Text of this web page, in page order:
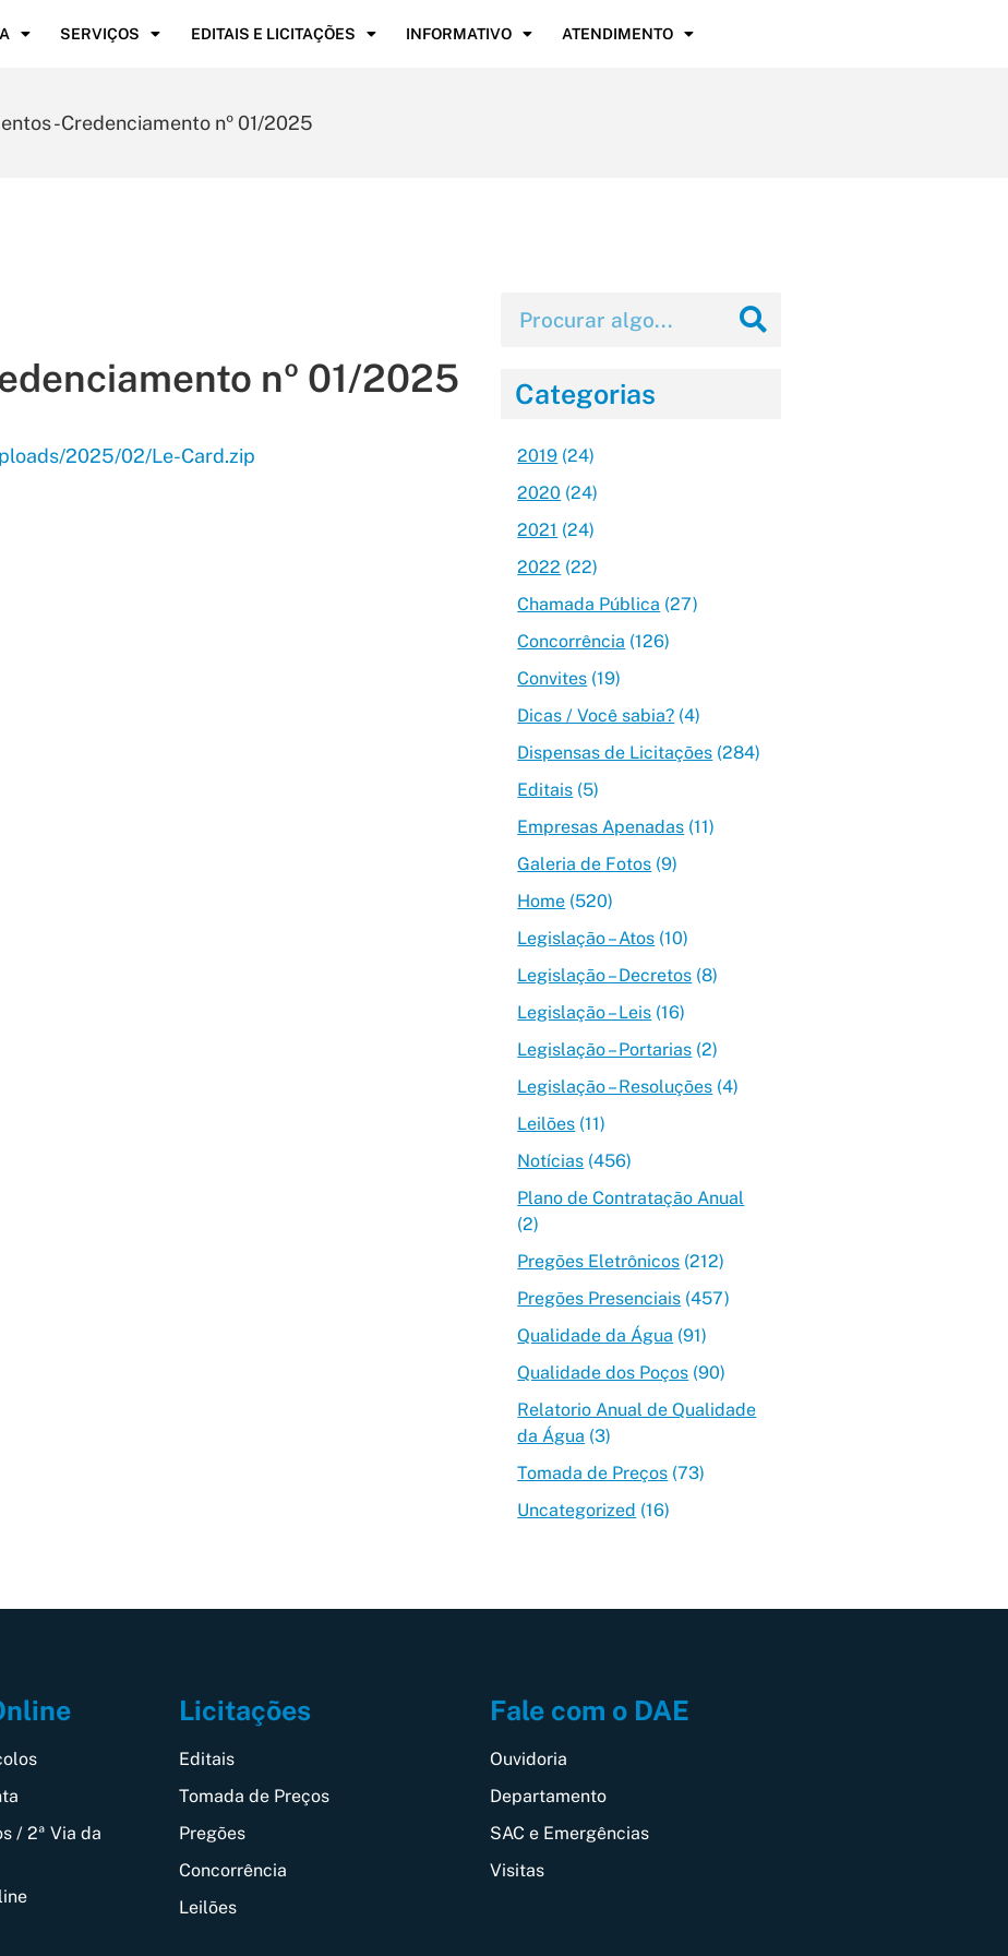
SERVIÇOS EDITAIS E LICITAÇÕES INFORMATIVO ATENDIMENTO
-Credenciamento nº 01/2025
nº 01/2025
2025/02/Le-Card.zip
Categorias
2019 (24)
2020 (24)
2021 (24)
2022 (22)
Chamada Pública (27)
Concorrência (126)
Convites (19)
Dicas / Você sabia? (4)
Dispensas de Licitações (284)
Editais (5)
Empresas Apenadas (11)
Galeria de Fotos (9)
Home (520)
Legislação – Atos (10)
Legislação – Decretos (8)
Legislação – Leis (16)
Legislação – Portarias (2)
Legislação – Resoluções (4)
Leilões (11)
Notícias (456)
Plano de Contratação Anual
(2)
Pregões Eletrônicos (212)
Pregões Presenciais (457)
Qualidade da Água (91)
Qualidade dos Poços (90)
Relatorio Anual de Qualidade
da Água (3)
Tomada de Preços (73)
Uncategorized (16)
/ 2ª Via da
Licitações
Editais
Tomada de Preços
Pregões
Concorrência
Leilões
Fale com o DAE
Ouvidoria
Departamento
SAC e Emergências
Visitas